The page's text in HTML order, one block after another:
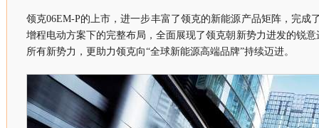
领克06EM-P的上市，进一步丰富了领克的新能源产品矩阵，完成
增程电动方案下的完整布局，全面展现了领克朝新势力进发的锐
所有新势力，更助力领克向“全球新能源高端品牌”持续迈进。